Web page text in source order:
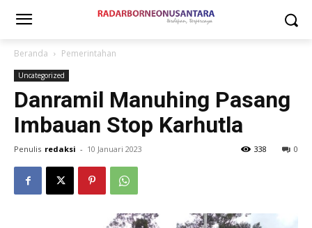
Beranda Pemerintahan
Uncategorized
Danramil Manuhing Pasang
Imbauan Stop Karhutla
Penulis redaksi - 10 Januari 2023 0
338